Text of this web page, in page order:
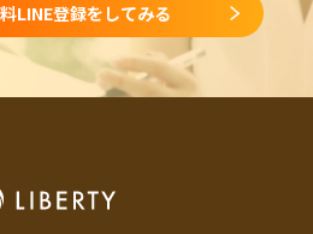
LINE登録をしてみる